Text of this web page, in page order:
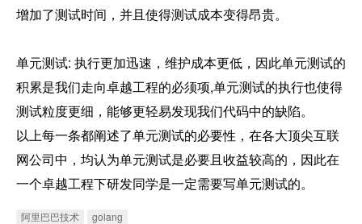
增加了测试时间，并且使得测试成本变得昂贵。
单元测试: 执行更加迅速，维护成本更低，因此单元测试的
积累是我们走向卓越工程的必须项,单元测试的执行也使得
测试粒度更细，能够更轻易发现我们代码中的缺陷。
以上每一条都阐述了单元测试的必要性，在各大顶尖互联
网公司中，均认为单元测试是必要且收益较高的，因此在
一个卓越工程下研发同学是一定需要写单元测试的。
阿里巴巴技术 golang